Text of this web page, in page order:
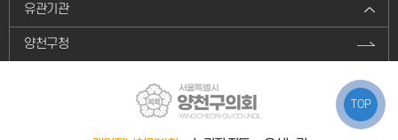
유관기관
양천구청
TOP
서울특별시
양천구의회
YANGCHEON-GU COUNCIL